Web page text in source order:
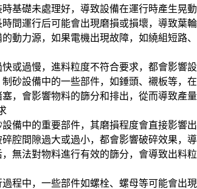
基礎未處理好，導致設備在運行時產生晃動
間運行后可能會出現磨損或損壞，導致葉
動力源，如果電機出現故障，如繞組短路
或過慢，進料粒度不符合要求，都會影響設
砂設備中的一些部件，如錘頭、襯板等，
，會影響物料的篩分和排出，從而導致產量
備中的重要部件，其磨損程度會直接影響
腔間隙過大或過小，都會影響破碎效果，
無法對物料進行有效的篩分，會導致出料粒
程中，一些部件如螺栓、螺母等可能會出